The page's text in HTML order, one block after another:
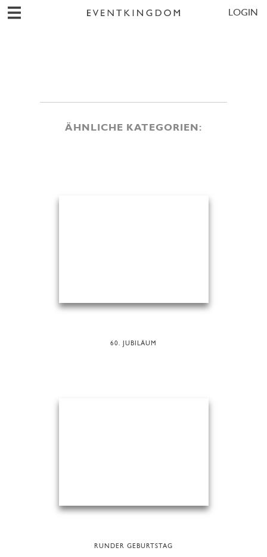
LOGIN
ÄHNLICHE KATEGORIEN:
60. JUBILÄUM
RUNDER GEBURTSTAG